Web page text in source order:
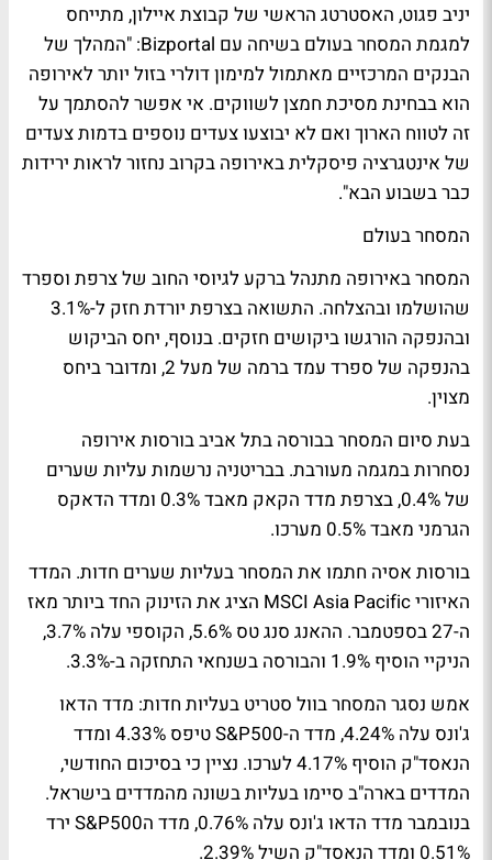
יניב פגוט, האסטרטג הראשי של קבוצת איילון, מתייחס
למגמת המסחר בעולם בשיחה עם Bizportal: "המהלך של
הבנקים המרכזיים מאתמול למימון דולרי בזול יותר לאירופה
הוא בבחינת מסיכת חמצן לשווקים. אי אפשר להסתמך על
זה לטווח הארוך ואם לא יבוצעו צעדים נוספים בדמות צעדים
של אינטגרציה פיסקלית באירופה בקרוב נחזור לראות ירידות
כבר בשבוע הבא".
המסחר בעולם
המסחר באירופה מתנהל ברקע לגיוסי החוב של צרפת וספרד
שהושלמו ובהצלחה. התשואה בצרפת יורדת חזק ל-3.1%
ובהנפקה הורגשו ביקושים חזקים. בנוסף, יחס הביקוש
בהנפקה של ספרד עמד ברמה של מעל 2, ומדובר ביחס
מצוין.
בעת סיום המסחר בבורסה בתל אביב בורסות אירופה
נסחרות במגמה מעורבת. בבריטניה נרשמות עליות שערים
של 0.4%, בצרפת מדד הקאק מאבד 0.3% ומדד הדאקס
הגרמני מאבד 0.5% מערכו.
בורסות אסיה חתמו את המסחר בעליות שערים חדות. המדד
האיזורי MSCI Asia Pacific הציג את הזינוק החד ביותר מאז
ה-27 בספטמבר. ההאנג סנג טס 5.6%, הקוספי עלה 3.7%,
הניקיי הוסיף 1.9% והבורסה בשנחאי התחזקה ב-3.3%.
אמש נסגר המסחר בוול סטריט בעליות חדות: מדד הדאו
ג'ונס עלה 4.24%, מדד ה-S&P500 טיפס 4.33% ומדד
הנאסד"ק הוסיף 4.17% לערכו. נציין כי בסיכום החודשי,
המדדים בארה"ב סיימו בעליות בשונה מהמדדים בישראל.
בנובמבר מדד הדאו ג'ונס עלה 0.76%, מדד הS&P500 ירד
0.51% ומדד הנאסד"ק השיל 2.39%.